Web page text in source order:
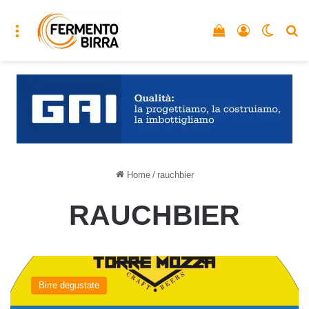
Menu Accedi
Vedi il carrello
Home / rauchbier
RAUCHBIER
Warlock
del
birrificio
Torre
Birre degustate